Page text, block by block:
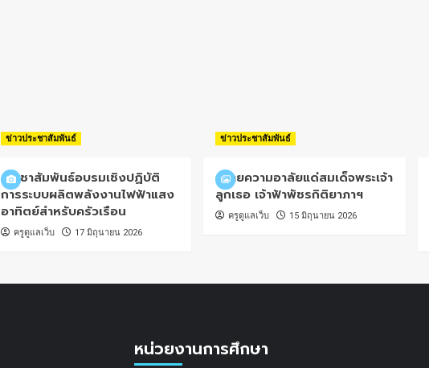
ข่าวประชาสัมพันธ์
ประชาสัมพันธ์อบรมเชิงปฏิบัติ
การระบบผลิตพลังงานไฟฟ้าแสง
อาทิตย์สำหรับครัวเรือน
ครูดูแลเว็บ 17 มิถุนายน 2026
ข่าวประชาสัมพันธ์
ถวายความอาลัยแด่สมเด็จพระเจ้า
ลูกเธอ เจ้าฟ้าพัชรกิติยาภาฯ
ครูดูแลเว็บ 15 มิถุนายน 2026
หน่วยงานการศึกษา